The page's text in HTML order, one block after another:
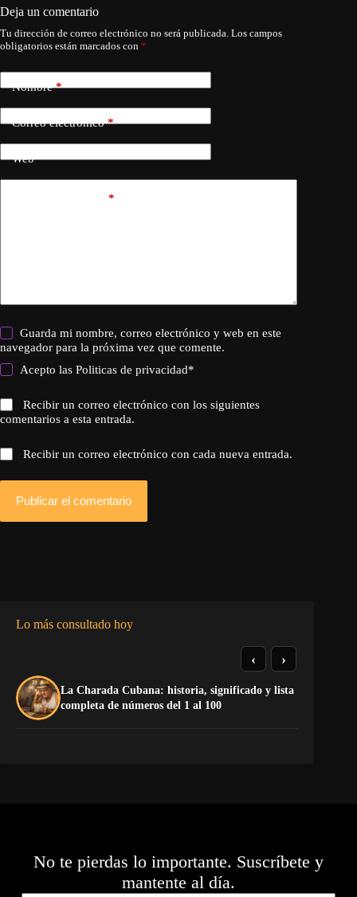
Deja un comentario
Tu dirección de correo electrónico no será publicada. Los campos
obligatorios están marcados con *
Nombre*
Correo electrónico*
Web
*
Guarda mi nombre, correo electrónico y web en este
navegador para la próxima vez que comente.
Acepto lasPoliticas de privacidad*
Recibir un correo electrónico con los siguientes
comentarios a esta entrada.
Recibir un correo electrónico con cada nueva entrada.
Publicar el comentario
Lo más consultado hoy
La Charada Cubana: historia, significado y lista
completa de números del 1 al 100
‹ ›
No te pierdas lo importante. Suscríbete y
mantente al día.